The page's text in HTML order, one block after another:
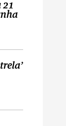
21